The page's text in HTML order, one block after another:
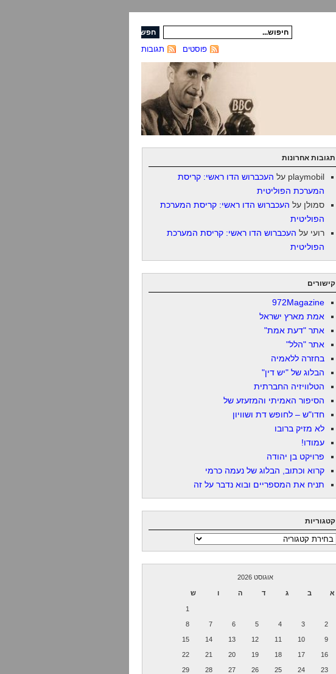
תגובות פוסטים
תגובות אחרונות
playmobil על העכברוש הדו ראשי: קריסת
המערכת הפוליטית
סמולן על העכברוש הדו ראשי: קריסת המערכת
הפוליטית
רועי על העכברוש הדו ראשי: קריסת המערכת
הפוליטית
קישורים
972Magazine
אמת מארץ ישראל
אתר "דעת אמת"
אתר "הלל"
בחזרה ללאמיה
הבלוג של "יש דין"
הטלוויזיה החברתית
הסיפור האמיתי והמזעזע של
חדו"ש – לחופש דת ושוויון
לא מזיק ברובו
עמודו!
פרויקט בן יהודה
קרוא וכתוב, הבלוג של נעמה כרמי
תניח את המספריים ובוא נדבר על זה
קטגוריות
קטגוריות
אוגוסט 2026
א ב ג ד ה ו ש
1
2
3
4
5
6
7
8
9
10
11
12
13
14
15
16
17
18
19
20
21
22
23
24
25
26
27
28
29